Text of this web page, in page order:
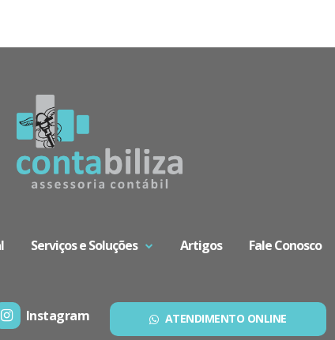
Serviços e Soluções Artigos Fale Conosco
Instagram ATENDIMENTO ONLINE